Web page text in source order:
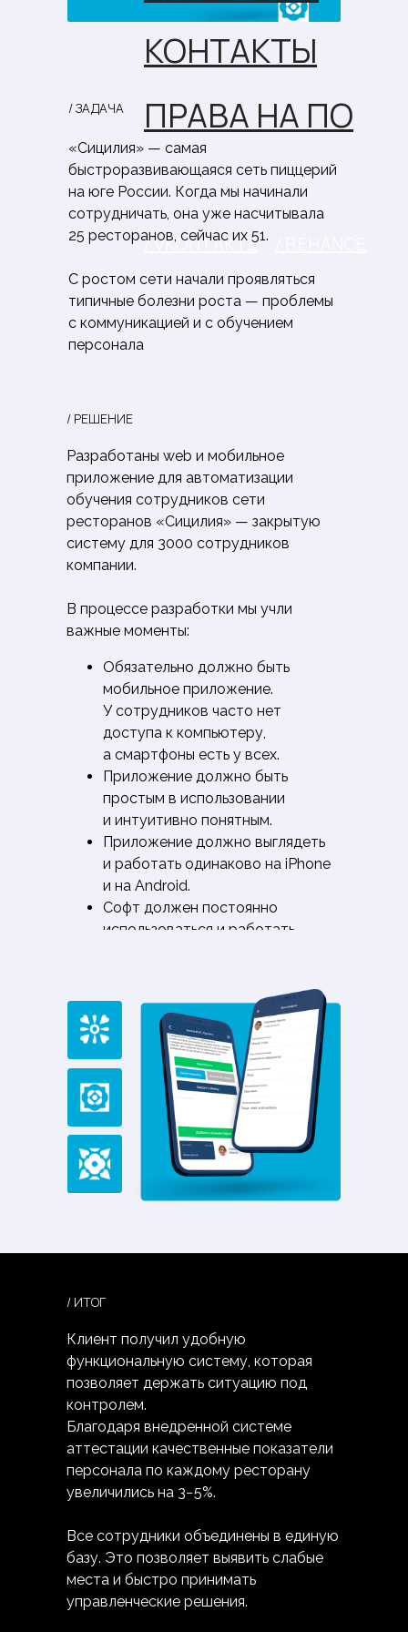
/ VKONTAKTE
КОНТАКТЫ
ПРАВА НА ПО
/ ЗАДАЧА
«Сицилия» — самая
быстроразвивающаяся сеть пиццерий
на юге России. Когда мы начинали
сотрудничать, она уже насчитывала
25 ресторанов, сейчас их 51.
С ростом сети начали проявляться
типичные болезни роста — проблемы
с коммуникацией и с обучением
персонала
/ РЕШЕНИЕ
Разработаны web и мобильное
приложение для автоматизации
обучения сотрудников сети
ресторанов «Сицилия» — закрытую
систему для 3000 сотрудников
компании.
В процессе разработки мы учли
важные моменты:
Обязательно должно быть
мобильное приложение.
У сотрудников часто нет
доступа к компьютеру,
а смартфоны есть у всех.
Приложение должно быть
простым в использовании
и интуитивно понятным.
Приложение должно выглядеть
и работать одинаково на iPhone
и на Android.
Софт должен постоянно
использоваться и работать.
/ ИТОГ
Клиент получил удобную
функциональную систему, которая
позволяет держать ситуацию под
контролем.
Благодаря внедренной системе
аттестации качественные показатели
персонала по каждому ресторану
увеличились на 3−5%.
Все сотрудники объединены в единую
базу. Это позволяет выявить слабые
места и быстро принимать
управленческие решения.